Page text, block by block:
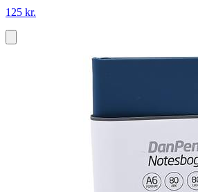
125 kr.